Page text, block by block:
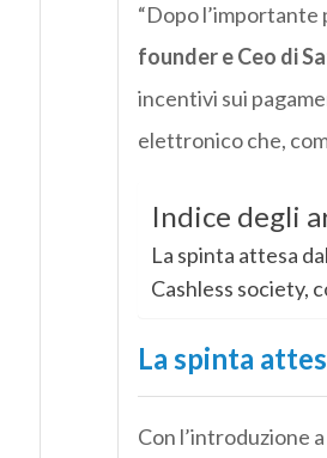
“Dopo l’importante
founder e Ceo di
incentivi sui
elettronico che,
Indice degli
La spinta attesa
Cashless society,
La spinta
Con l’introduzione